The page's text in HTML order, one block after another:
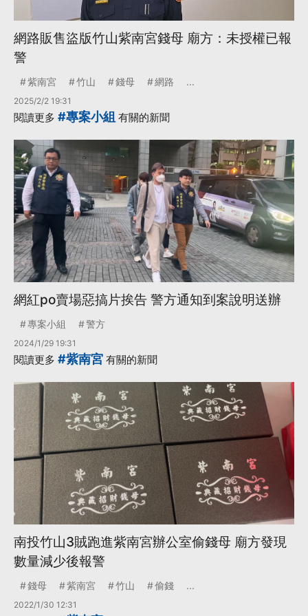
網路販售盜版竹山紫南宮錢母 廟方：未授權已報
警
紫南宮 竹山 錢母 網路 ...
2025/2/2 19:31
閱讀更多 #專案小組 有關的新聞
網紅po賣場惡搞片挨告 警方通知到案說明送辦
專案小組 警方
2024/1/29 19:31
閱讀更多 #紫南宮 有關的新聞
南投竹山3賊跑進紫南宮辦公室偷錢母 廟方發現
數量減少後報警
錢母 紫南宮 竹山 偷錢 ...
2022/1/30 12:31